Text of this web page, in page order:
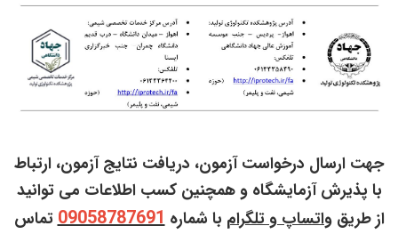
جهت ارسال درخواست آزمون، دریافت نتایج آزمون، ارتباط
با پذیرش آزمایشگاه و همچنین کسب اطلاعات می توانید
از طریقواتساپ و تلگرام با شماره09058787691تماس